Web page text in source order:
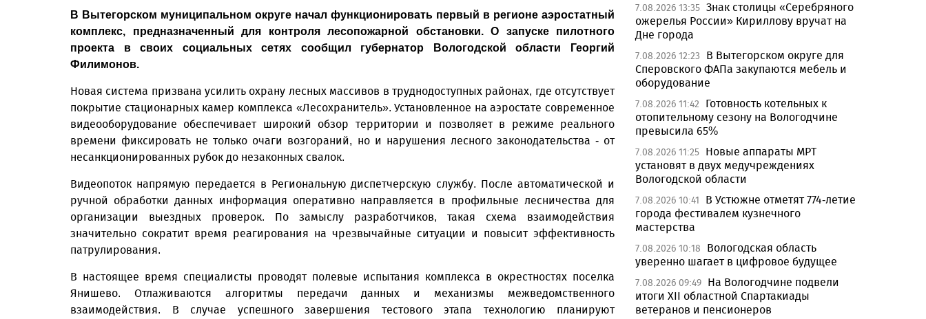
В Вытегорском муниципальном округе начал функционировать первый в регионе аэростатный
комплекс, предназначенный для контроля лесопожарной обстановки. О запуске пилотного
проекта в своих социальных сетях сообщил губернатор Вологодской области Георгий
Филимонов.
Новая система призвана усилить охрану лесных массивов в труднодоступных районах, где отсутствует
покрытие стационарных камер комплекса «Лесохранитель». Установленное на аэростате современное
видеооборудование обеспечивает широкий обзор территории и позволяет в режиме реального
времени фиксировать не только очаги возгораний, но и нарушения лесного законодательства - от
несанкционированных рубок до незаконных свалок.
Видеопоток напрямую передается в Региональную диспетчерскую службу. После автоматической и
ручной обработки данных информация оперативно направляется в профильные лесничества для
организации выездных проверок. По замыслу разработчиков, такая схема взаимодействия
значительно сократит время реагирования на чрезвычайные ситуации и повысит эффективность
патрулирования.
В настоящее время специалисты проводят полевые испытания комплекса в окрестностях поселка
Янишево. Отлаживаются алгоритмы передачи данных и механизмы межведомственного
взаимодействия. В случае успешного завершения тестового этапа технологию планируют
7.08.2026 13:35 Знак столицы «Серебряного
ожерелья России» Кириллову вручат на
Дне города
7.08.2026 12:23
В Вытегорском округе для
Сперовского ФАПа закупаются мебель и
оборудование
7.08.2026 11:42
Готовность котельных к
отопительному сезону на Вологодчине
превысила 65%
7.08.2026 11:25 Новые аппараты МРТ
установят в двух медучреждениях
Вологодской области
7.08.2026 10:41
В Устюжне отметят 774-летие
города фестивалем кузнечного
мастерства
7.08.2026 10:18
Вологодская область
уверенно шагает в цифровое будущее
7.08.2026 09:49 На Вологодчине подвели
итоги XII областной Спартакиады
ветеранов и пенсионеров